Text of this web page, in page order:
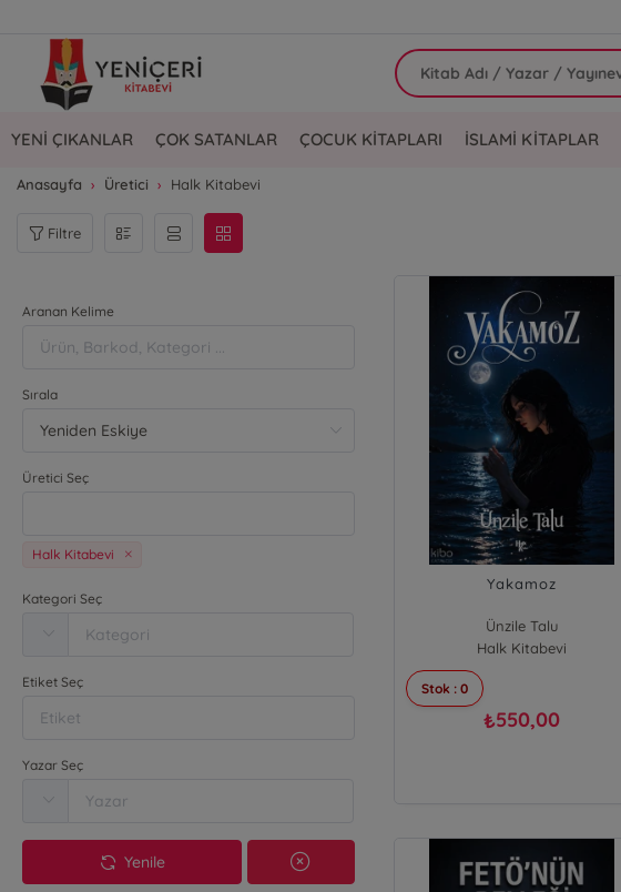
YENİ ÇIKANLAR ÇOK SATANLAR ÇOCUK KİTAPLARI İSLAMİ KİTAPLAR
Anasayfa Üretici Halk Kitabevi
Filtre
Aranan Kelime
Sırala
Üretici Seç
Halk Kitabevi
Kategori Seç
Etiket Seç
Yazar Seç
Yenile
Yakamoz
Ünzile Talu
Halk Kitabevi
Stok : 0
₺550,00